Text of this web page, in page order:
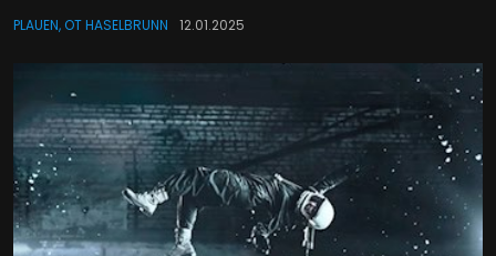
PLAUEN, OT HASELBRUNN 12.01.2025